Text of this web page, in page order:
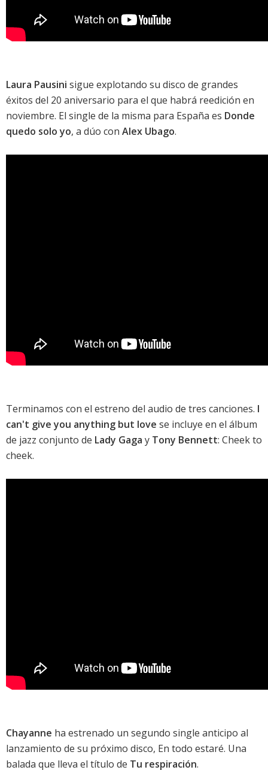
Laura Pausini sigue explotando su disco de grandes
éxitos del 20 aniversario para el que habrá reedición en
noviembre. El single de la misma para España es Donde
quedo solo yo, a dúo con Alex Ubago.
Terminamos con el estreno del audio de tres canciones. I
can't give you anything but love se incluye en el álbum
de jazz conjunto de Lady Gaga y Tony Bennett: Cheek to
cheek.
Chayanne ha estrenado un segundo single anticipo al
lanzamiento de su próximo disco, En todo estaré. Una
balada que lleva el título de Tu respiración.